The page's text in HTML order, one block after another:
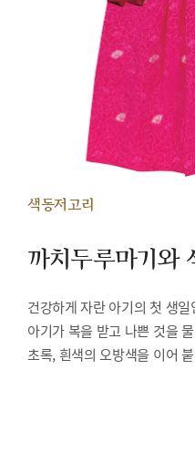
색동저고리
까치두루마기와
건강하게 자란 아기의 첫 생
아기가 복을 받고 나쁜 것을
초록, 흰색의 오방색을 이어